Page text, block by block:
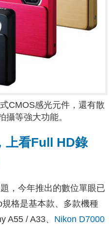
CMOS感光元件，還有散
攝等強大功能。
上看Full HD錄
，今年推出的數位單眼已
格是基本款、多款機種
A55 / A33、 Nikon D7000